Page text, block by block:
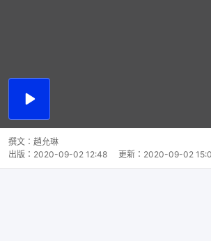
播
撰文： 趙允琳
出版： 2020-09-02 12:48 更新： 2020-09-02